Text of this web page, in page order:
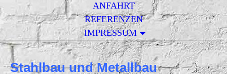
ANFAHRT
REFERENZEN
IMPRESSUM
Stahlbau und Metallbau